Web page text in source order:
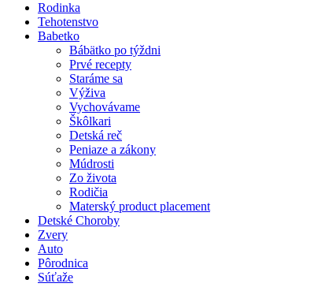
Rodinka
Tehotenstvo
Babetko
Bábätko po týždni
Prvé recepty
Staráme sa
Výživa
Vychovávame
Škôlkari
Detská reč
Peniaze a zákony
Múdrosti
Zo života
Rodičia
Materský product placement
Detské Choroby
Zvery
Auto
Pôrodnica
Súťaže